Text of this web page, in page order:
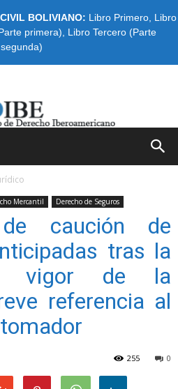
BOLIVIANO: Libro Primero Libro
primera)
Libro Tercero (Parte
segunda)
Mercantil Derecho de Seguros
caución de
tras la
vigor de la
referencia al
0
255